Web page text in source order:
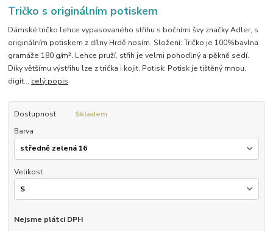
Tričko s originálním potiskem
Dámské tričko lehce vypasovaného střihu s bočními švy značky Adler, s
originálním potiskem z dílny Hrdě nosím. Složení: Tričko je 100%bavlna
gramáže 180 g/m². Lehce pruží, střih je velmi pohodlný a pěkně sedí.
Díky většímu výstřihu lze z trička i kojit. Potisk: Potisk je tištěný mnou,
digit... celý popis
Dostupnost
Skladem
Barva
Velikost
Nejsme plátci DPH